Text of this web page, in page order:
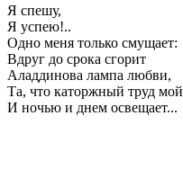
Я спешу,
Я успею!..
Одно меня только смущает:
Вдруг до срока сгорит
Аладдинова лампа любви,
Та, что каторжный труд мой
И ночью и днем освещает...